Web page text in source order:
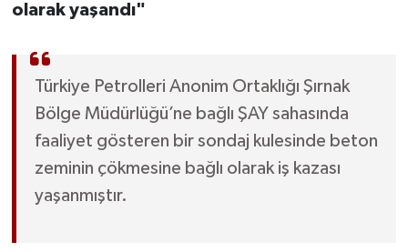
olarak yaşandı"
Türkiye Petrolleri Anonim Ortaklığı Şırnak
Bölge Müdürlüğü’ne bağlı ŞAY sahasında
faaliyet gösteren bir sondaj kulesinde beton
zeminin çökmesine bağlı olarak iş kazası
yaşanmıştır.